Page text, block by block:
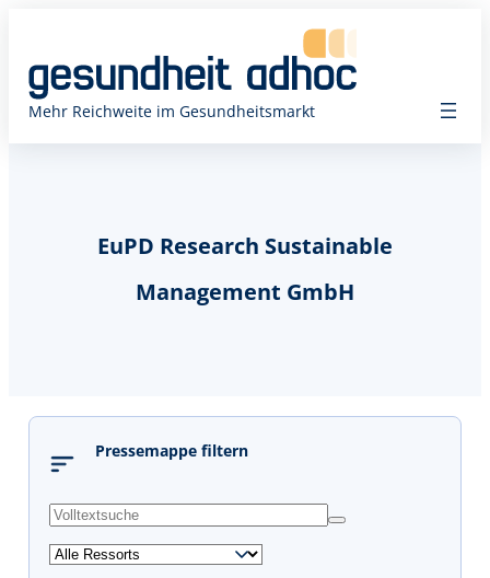
Mehr Reichweite im Gesundheitsmarkt
EuPD Research Sustainable
Management GmbH
Pressemappe filtern
s